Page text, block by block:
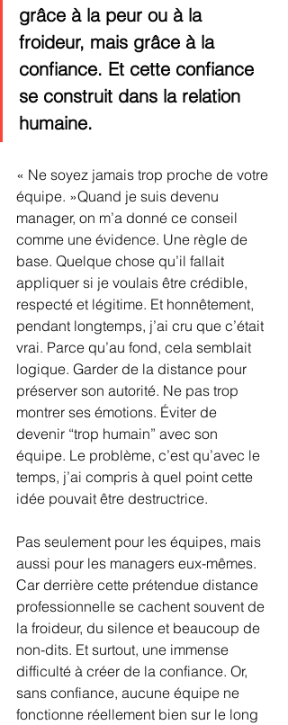
grâce à la peur ou à la
froideur, mais grâce à la
confiance. Et cette confiance
se construit dans la relation
humaine.
« Ne soyez jamais trop proche de votre
équipe. »Quand je suis devenu
manager, on m’a donné ce conseil
comme une évidence. Une règle de
base. Quelque chose qu’il fallait
appliquer si je voulais être crédible,
respecté et légitime. Et honnêtement,
pendant longtemps, j’ai cru que c’était
vrai. Parce qu’au fond, cela semblait
logique. Garder de la distance pour
préserver son autorité. Ne pas trop
montrer ses émotions. Éviter de
devenir “trop humain” avec son
équipe. Le problème, c’est qu’avec le
temps, j’ai compris à quel point cette
idée pouvait être destructrice.
Pas seulement pour les équipes, mais
aussi pour les managers eux-mêmes.
Car derrière cette prétendue distance
professionnelle se cachent souvent de
la froideur, du silence et beaucoup de
non-dits. Et surtout, une immense
difficulté à créer de la confiance. Or,
sans confiance, aucune équipe ne
fonctionne réellement bien sur le long